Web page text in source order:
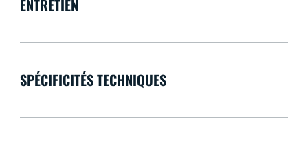
ENTRETIEN
SPÉCIFICITÉS TECHNIQUES